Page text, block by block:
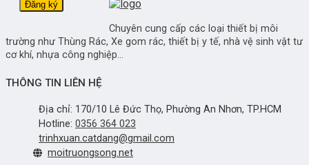
Chuyên cung cấp các loại thiết bị môi
trường như Thùng Rác, Xe gom rác, thiết bị y tế, nhà vệ sinh vật tư
cơ khí, nhựa công nghiệp...
THÔNG TIN LIÊN HỆ
Địa chỉ: 170/10 Lê Đức Thọ, Phường An Nhơn, TP.HCM
Hotline: 0356 364 023
trinhxuan.catdang@gmail.com
moitruongsong.net